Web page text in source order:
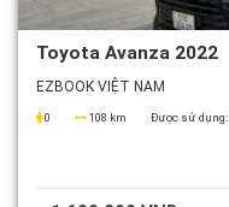
Toyota Avanza 2022
EZBOOK VIỆT NAM
0 108 km Được sử dụng: